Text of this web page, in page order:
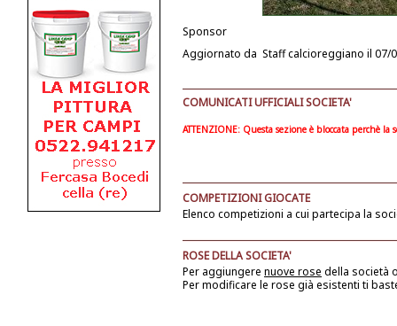
Sponsor
Aggiornato da Staff calcioreggiano il 07/
COMUNICATI UFFICIALI SOCIETA'
ATTENZIONE: Questa sezione è bloccata perchè
COMPETIZIONI GIOCATE
Elenco competizioni a cui partecipa la
ROSE DELLA SOCIETA'
Per aggiungere nuove rose della società
Per modificare le rose già esistenti ti